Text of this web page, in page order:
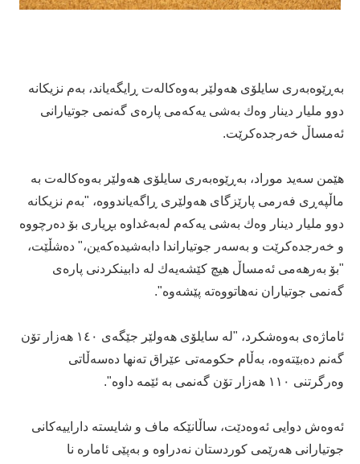
بەڕێوەبەری سایلۆی هه‌ولێر به‌وه‌كاله‌ت ڕایگەیاند، به‌م نزیكانه‌
دوو ملیار دینار وه‌ك بەشی یه‌كه‌می پاره‌ى گه‌نمى جوتیارانى
ئه‌مساڵ خه‌رجده‌كرێت.
هێمن سەید موراد، بەڕێوەبەری سایلۆی هه‌ولێر به‌وه‌كاله‌ت بە
ماڵپەڕی فەرمی پارێزگای هەولێری ڕاگەیاندووە، "به‌م نزیكانه‌
دوو ملیار دینار وه‌ك بەشی یه‌كه‌م له‌به‌غداوه‌ بڕیاری بۆ ده‌رچووه‌
و خه‌رجده‌كرێت و بەسەر جوتیاراندا دابه‌شیده‌كه‌ین،" دەشڵێت،
"بۆ به‌رهه‌مى ئه‌مساڵ هیچ كێشه‌یه‌ك له‌ دابینكردنى پاره‌ى
گه‌نمى جوتیاران نه‌هاتووەته‌ پێشەوە".
ئاماژەى بەوەشکرد، "له‌ سایلۆی هه‌ولێر جێگه‌ى ١٤٠ هه‌زار تۆن
گه‌نم ده‌بێته‌وه‌، به‌ڵام حكومه‌تى عێراق ته‌نها ده‌سه‌ڵاتى
وه‌رگرتنى ١١٠ هه‌زار تۆن گه‌نمى به‌ ئێمه‌ داوه".
‌ئەوەش دوایی ئەوەدێت، ساڵانێكه‌ ماف و شایسته‌ داراییه‌كانى
جوتیارانى هه‌رێمى كوردستان نه‌دراوه و بەپێى ئاماره‌ نا